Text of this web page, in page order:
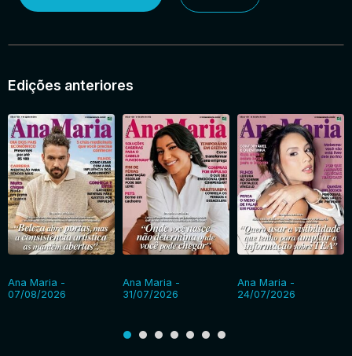
Edições anteriores
Ana Maria -
07/08/2026
Ana Maria -
31/07/2026
Ana Maria -
24/07/2026